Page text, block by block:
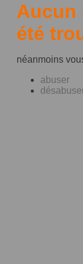
Aucun
été
néanmoins
abuser